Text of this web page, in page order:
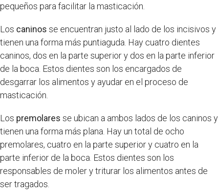
pequeños para facilitar la masticación.
Los caninos se encuentran justo al lado de los incisivos y
tienen una forma más puntiaguda. Hay cuatro dientes
caninos, dos en la parte superior y dos en la parte inferior
de la boca. Estos dientes son los encargados de
desgarrar los alimentos y ayudar en el proceso de
masticación.
Los premolares se ubican a ambos lados de los caninos y
tienen una forma más plana. Hay un total de ocho
premolares, cuatro en la parte superior y cuatro en la
parte inferior de la boca. Estos dientes son los
responsables de moler y triturar los alimentos antes de
ser tragados.